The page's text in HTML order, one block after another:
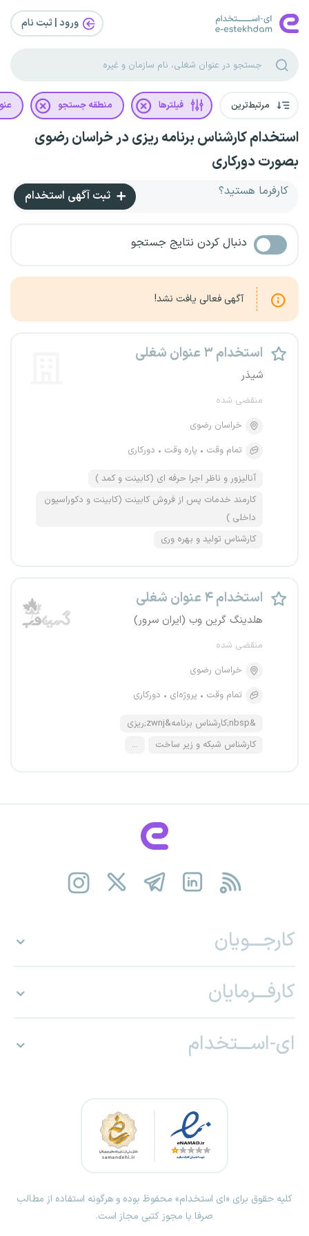
ورود | ثبت‌ نام
مرتبط‌ترین فیلترها منطقه جستجو
استخدام کارشناس برنامه ریزی در خراسان رضوی
بصورت دورکاری
کارفرما هستید؟ ثبت آگهی استخدام
دنبال کردن نتایج جستجو
آگهی فعالی یافت نشد!
استخدام ۳ عنوان شغلی
شیذر
منقضی شده
خراسان رضوی
تمام وقت
پاره وقت دورکاری
آنالیزور و ناظر اجرا حرفه ای (کابینت و کمد )
کارمند خدمات پس از فروش کابینت (کابینت و دکوراسیون
داخلی )
کارشناس تولید و بهره وری
استخدام ۴ عنوان شغلی
هلدینگ گرین وب (ایران سرور)
منقضی شده
خراسان رضوی
تمام وقت
پروژه‌ای دورکاری
&nbsp;کارشناس برنامه&zwnj;ریزی
کارشناس شبکه و زیر ساخت
...
کارجـــویان
کارفـــرمایان
ای-اســـتخدام
کلیه حقوق برای «ای استخدام» محفوظ بوده و هرگونه استفاده از مطالب
صرفا با مجوز کتبی مجاز است.